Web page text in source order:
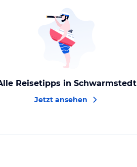
Reisetipps in Schwarmstedt
Jetzt ansehen